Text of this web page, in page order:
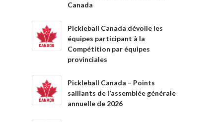
Canada
Pickleball Canada dévoile les
équipes participant à la
Compétition par équipes
provinciales
Pickleball Canada – Points
saillants de l’assemblée générale
annuelle de 2026